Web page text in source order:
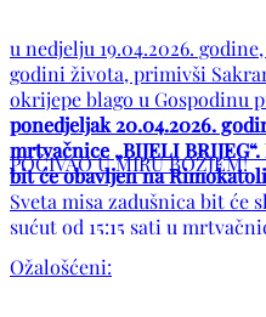
u nedjelju 19.04.2026.
godini života, primivši
okrijepe blago u Gospodinu
ponedjeljak 20.04.2026.
mrtvačnice „BIJELI
bit će obavljen na
Sveta misa zadušnica bit će
sućut od 15:15 sati u
POČIVAO U MIRU BOŽJEM!
Ožalošćeni: